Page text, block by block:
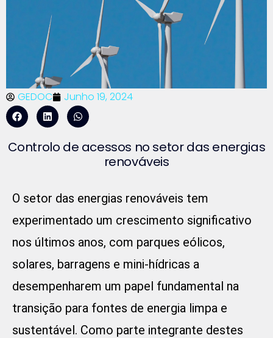
GEDOC Junho 19, 2024
Controlo de acessos no setor das energias
renováveis
O setor das energias renováveis tem
experimentado um crescimento significativo
nos últimos anos, com parques eólicos,
solares, barragens e mini-hídricas a
desempenharem um papel fundamental na
transição para fontes de energia limpa e
sustentável. Como parte integrante destes